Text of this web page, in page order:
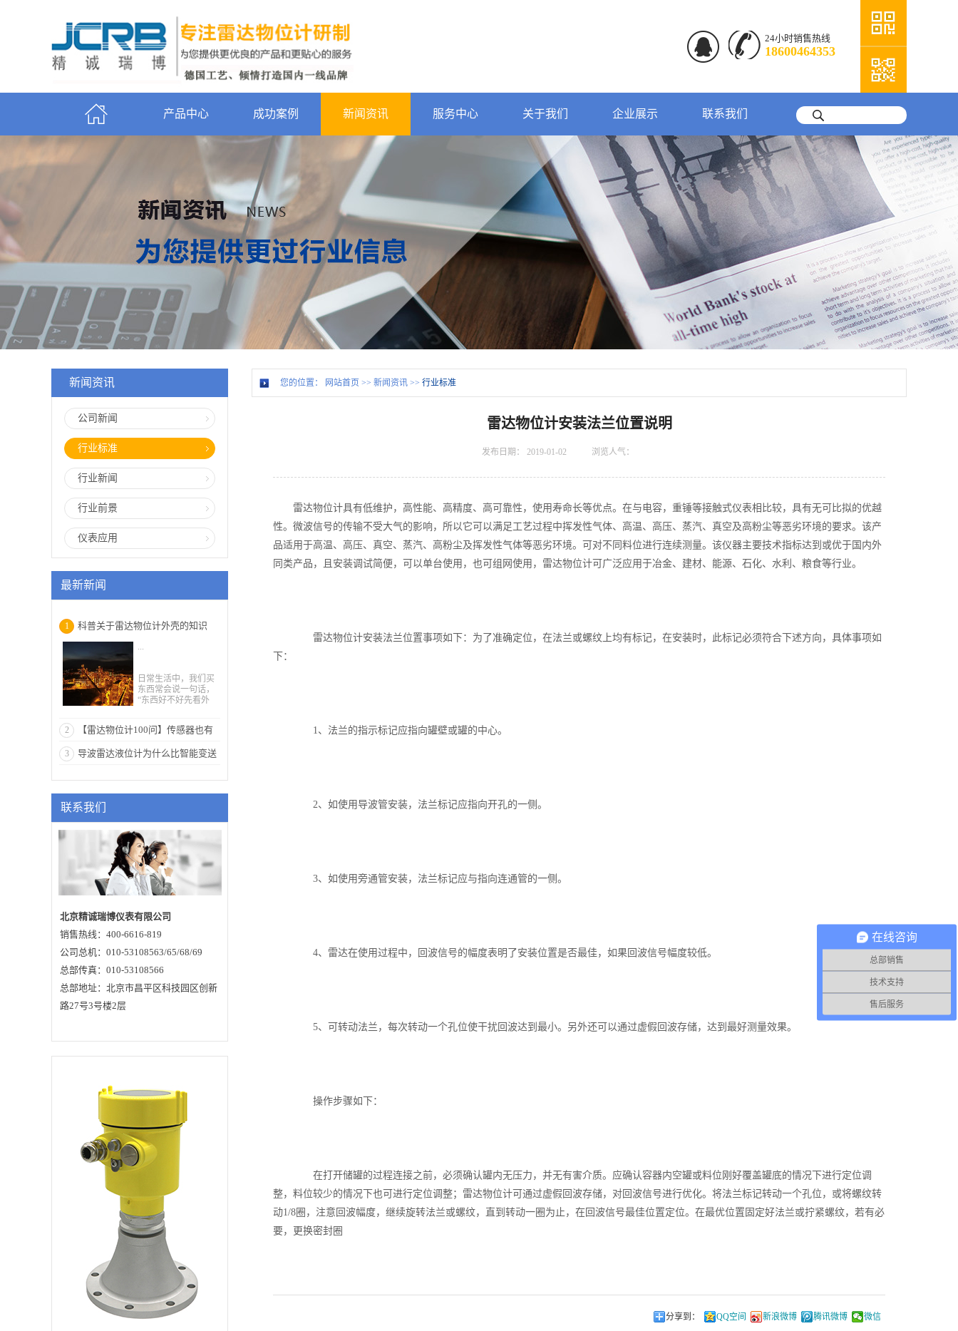
24小时销售热线
18600464353
产品中心 成功案例 新闻资讯 服务中心 关于我们 企业展示 联系我们
新闻资讯
公司新闻
行业标准
行业新闻
行业前景
仪表应用
最新新闻
1 科普关于雷达物位计外壳的知识
...
日常生活中，我们买
东西常会说一句话，
“东西好不好先看外
雷达物位计，首先要
雷达物位计的外壳对
家了解一些关于雷达
的外壳主要有三种材
质，即铝制外壳、塑
料外壳以及不锈钢外
壳。1、雷达物位计外
壳所用的铝多数属于
铸铝，铸铝主要有四
大性能，即安全性、
重量轻的性能。安全
起，铝的重量很轻，
过程中，不容易发生
危险。另外，铸铝在
很严格的实验，所以
锈，这都源于铝的稳
全之外，也更容易安
壳雷达物位计最大的
特点是绝缘性好，抗
腐蚀。3、不锈钢外
壳，制作材料多为304
和316L。304不锈钢耐
高温、韧性高，316L
最显著的特点就是耐
腐蚀。温馨提示雷达
质，有硫酸、硝酸等
具有腐蚀性的液体，
也有污水、过滤水等
有蒸汽或有挥发出现
的液体。雷达物位计
所安装的场合，有储
罐，也有温度压力变
化的反应槽。从雷达
物位计以上的工况来
看，铝制、塑料和不
锈钢都很适合用来制
2 【雷达物位计100问】传感器也有
很多类型，它们有什么区别
3 导波雷达液位计为什么比智能变送
联系我们
北京精诚瑞博仪表有限公司
销售热线：400-6616-819
公司总机：010-53108563/65/68/69
总部传真：010-53108566
总部地址：北京市昌平区科技园区创新
路27号3号楼2层
您的位置： 网站首页 >> 新闻资讯 >> 行业标准
雷达物位计安装法兰位置说明
发布日期： 2019-01-02 浏览人气：
雷达物位计具有低维护，高性能、高精度、高可靠性，使用寿命长等优点。在与电容，重锤等接触式仪表相比较，具有无可比拟的优越
性。微波信号的传输不受大气的影响，所以它可以满足工艺过程中挥发性气体、高温、高压、蒸汽、真空及高粉尘等恶劣环境的要求。该产
品适用于高温、高压、真空、蒸汽、高粉尘及挥发性气体等恶劣环境。可对不同料位进行连续测量。该仪器主要技术指标达到或优于国内外
同类产品，且安装调试简便，可以单台使用，也可组网使用，雷达物位计可广泛应用于冶金、建材、能源、石化、水利、粮食等行业。
雷达物位计安装法兰位置事项如下：为了准确定位，在法兰或螺纹上均有标记，在安装时，此标记必须符合下述方向，具体事项如
下：
1、法兰的指示标记应指向罐壁或罐的中心。
2、如使用导波管安装，法兰标记应指向开孔的一侧。
3、如使用旁通管安装，法兰标记应与指向连通管的一侧。
4、雷达在使用过程中，回波信号的幅度表明了安装位置是否最佳，如果回波信号幅度较低。
5、可转动法兰，每次转动一个孔位使干扰回波达到最小。另外还可以通过虚假回波存储，达到最好测量效果。
操作步骤如下：
在打开储罐的过程连接之前，必须确认罐内无压力，并无有害介质。应确认容器内空罐或料位刚好覆盖罐底的情况下进行定位调
整， 料位较少的情况下也可进行定位调整；雷达物位计可通过虚假回波存储，对回波信号进行优化。将法兰标记转动一个孔位，或将螺纹转
动1/8圈，注意回波幅度，继续旋转法兰或螺纹，直到转动一圈 为止 ，在回波信号最佳位置定位。在最优位置固定好法兰或拧紧螺纹，若有必
要，更换密封圈
分享到： QQ空间 新浪微博 腾讯微博 微信
在线咨询
总部销售
技术支持
售后服务